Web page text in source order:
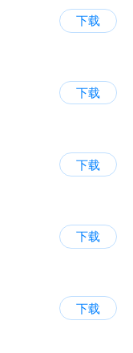
下载
下载
下载
下载
下载